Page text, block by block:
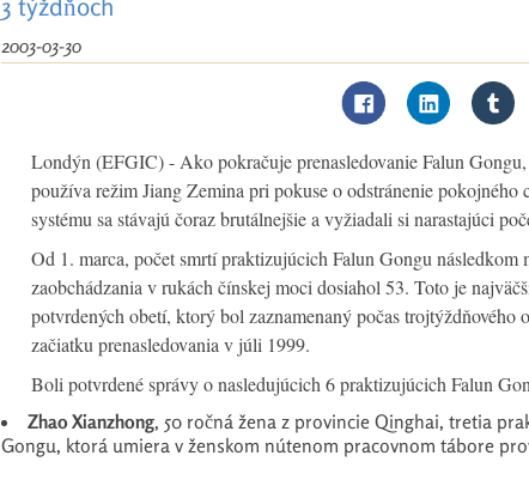
2003-03-30
Londýn (EFGIC) - Ako pokračuje prenasledovanie Falun
používa režim Jiang Zemina pri pokuse o odstránenie pokojného
systému sa stávajú čoraz brutálnejšie a vyžiadali si narastajúci
Od 1. marca, počet smrtí praktizujúcich Falun Gongu následkom
zaobchádzania v rukách čínskej moci dosiahol 53. Toto je
potvrdených obetí, ktorý bol zaznamenaný počas trojtýždňového
začiatku prenasledovania v júli 1999.
Boli potvrdené správy o nasledujúcich 6 praktizujúcich Falun
Zhao Xianzhong, 50 ročná žena z provincie Qinghai, tretia
Gongu, ktorá umiera v ženskom nútenom pracovnom tábore